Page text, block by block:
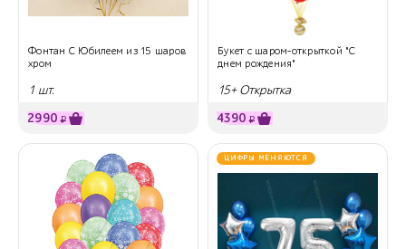
Фонтан С Юбилеем из 15 шаров
хром
1 шт.
2990 ₽
Букет с шаром-открыткой "С
днем рождения"
15+ Открытка
4390 ₽
ЦИФРЫ МЕНЯЮТСЯ